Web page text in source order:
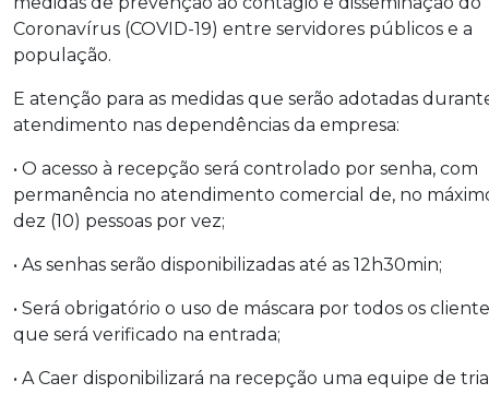
Coronavírus (COVID-19) entre servidores públicos e a
população.
E atenção para as medidas que serão adotadas
atendimento nas dependências da empresa:
• O acesso à recepção será controlado por senha, com
permanência no atendimento comercial de, no
dez (10) pessoas por vez;
• As senhas serão disponibilizadas até as 12h30min;
• Será obrigatório o uso de máscara por todos os
que será verificado na entrada;
• A Caer disponibilizará na recepção uma equipe de